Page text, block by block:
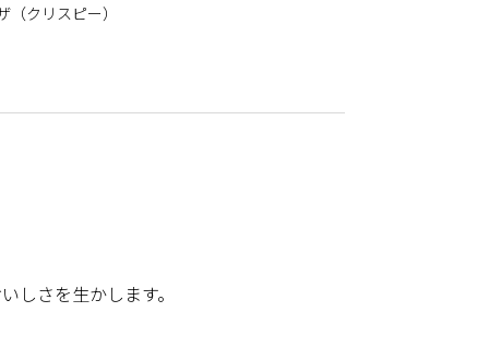
クリスピー）
しさを生かします。